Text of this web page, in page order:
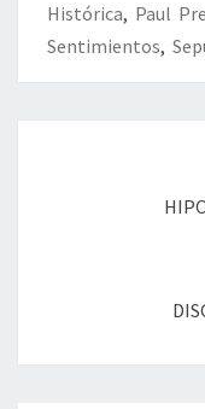
Histórica, Paul
Sentimientos,